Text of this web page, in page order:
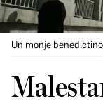
Un monje